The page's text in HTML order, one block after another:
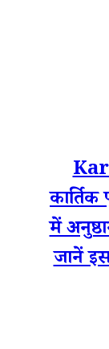
कार्तिक
में
जानें